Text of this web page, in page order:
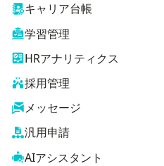
キャリア台帳
学習管理
HRアナリティクス
採用管理
メッセージ
汎用申請
AIアシスタント